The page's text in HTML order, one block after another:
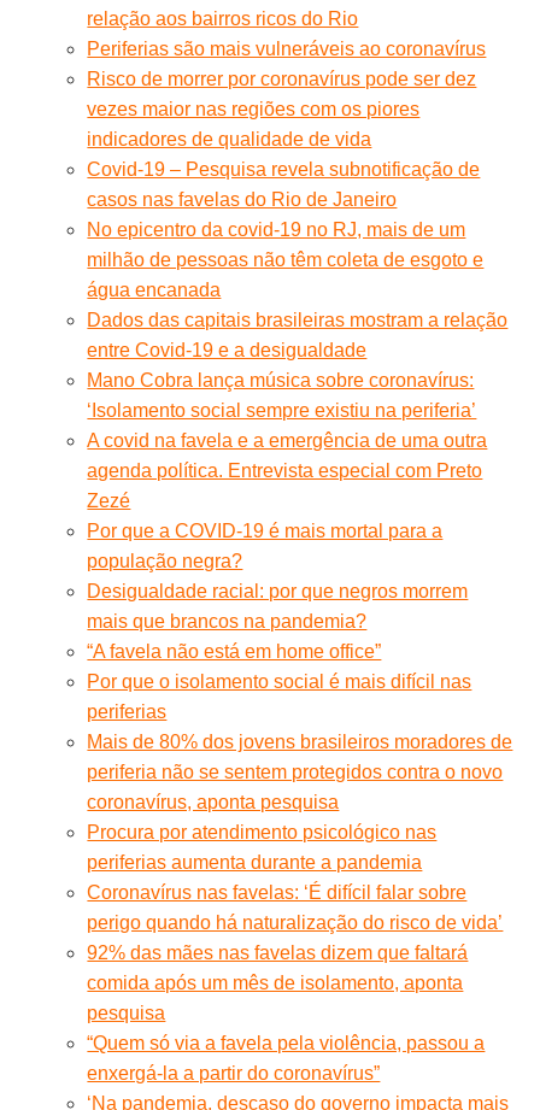
relação aos bairros ricos do Rio
Periferias são mais vulneráveis ao coronavírus
Risco de morrer por coronavírus pode ser dez
vezes maior nas regiões com os piores
indicadores de qualidade de vida
Covid-19 – Pesquisa revela subnotificação de
casos nas favelas do Rio de Janeiro
No epicentro da covid-19 no RJ, mais de um
milhão de pessoas não têm coleta de esgoto e
água encanada
Dados das capitais brasileiras mostram a relação
entre Covid-19 e a desigualdade
Mano Cobra lança música sobre coronavírus:
‘Isolamento social sempre existiu na periferia’
A covid na favela e a emergência de uma outra
agenda política. Entrevista especial com Preto
Zezé
Por que a COVID-19 é mais mortal para a
população negra?
Desigualdade racial: por que negros morrem
mais que brancos na pandemia?
“A favela não está em home office”
Por que o isolamento social é mais difícil nas
periferias
Mais de 80% dos jovens brasileiros moradores de
periferia não se sentem protegidos contra o novo
coronavírus, aponta pesquisa
Procura por atendimento psicológico nas
periferias aumenta durante a pandemia
Coronavírus nas favelas: ‘É difícil falar sobre
perigo quando há naturalização do risco de vida’
92% das mães nas favelas dizem que faltará
comida após um mês de isolamento, aponta
pesquisa
“Quem só via a favela pela violência, passou a
enxergá-la a partir do coronavírus”
‘Na pandemia, descaso do governo impacta mais